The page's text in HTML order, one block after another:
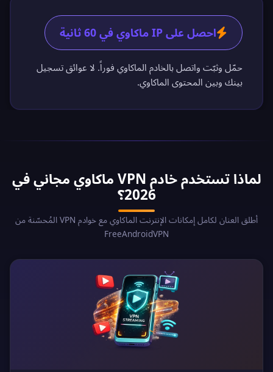
احصل على IP ماكاوي في 60 ثانية
حمّل وثبّت واتصل بالخادم الماكاوي فوراً. لا عوائق تسجيل
بينك وبين المحتوى الماكاوي.
لماذا تستخدم خادم VPN ماكاوي مجاني في
2026؟
أطلق العنان لكامل إمكانات الإنترنت الماكاوي مع خوادم VPN المُحسّنة من
FreeAndroidVPN